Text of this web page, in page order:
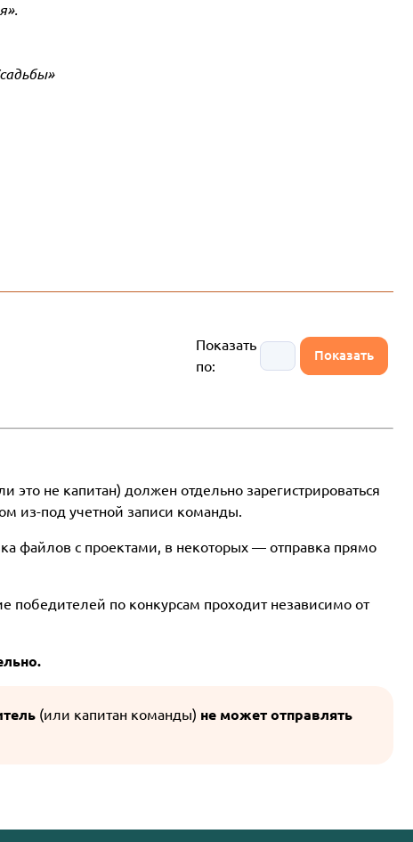
Показать
по:
это не капитан) должен отдельно зарегистрироваться
из-под учетной записи команды.
файлов с проектами, в некоторых — отправка прямо
по конкурсам проходит независимо от
(или капитан команды) не может отправлять